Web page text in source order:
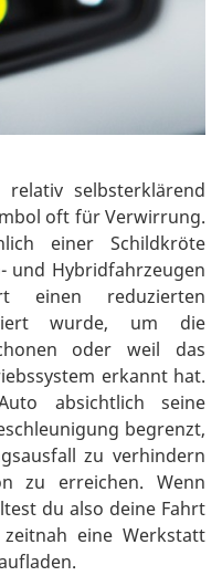
selbsterklärend
oft für Verwirrung.
einer Schildkröte
und Hybridfahrzeugen
einen reduzierten
wurde, um die
oder weil das
erkannt hat.
absichtlich seine
begrenzt,
zu verhindern
zu erreichen. Wenn
du also deine Fahrt
eine Werkstatt